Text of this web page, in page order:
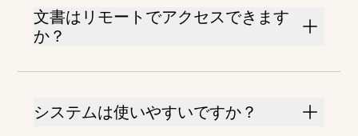
文書はリモートでアクセスできます
か？
システムは使いやすいですか？